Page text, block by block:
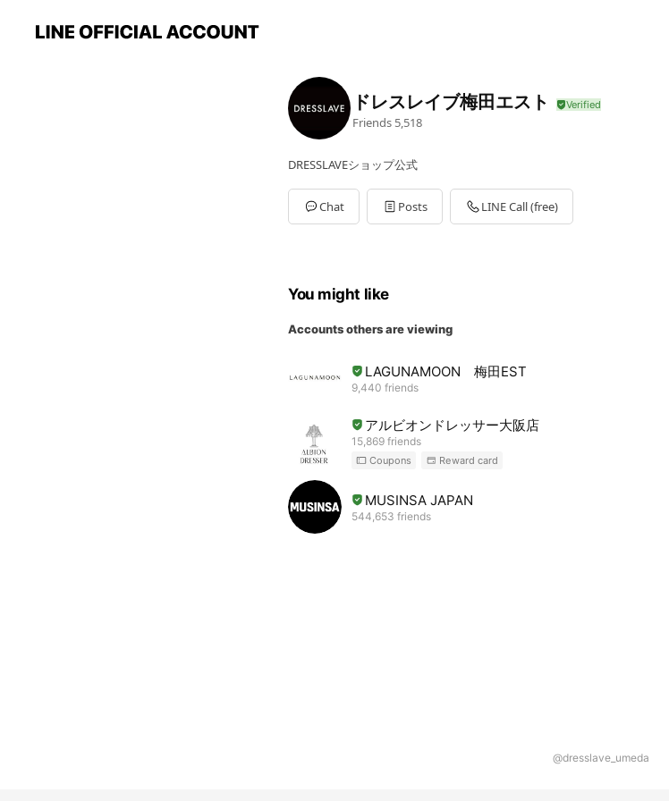
ドレスレイブ梅田エスト
Friends 5,518
DRESSLAVEショップ公式
Chat Posts LINE Call (free)
You might like
Accounts others are viewing
LAGUNAMOON 梅田EST
9,440 friends
アルビオンドレッサー大阪店
15,869 friends
Coupons Reward card
MUSINSA JAPAN
544,653 friends
@dresslave_umeda